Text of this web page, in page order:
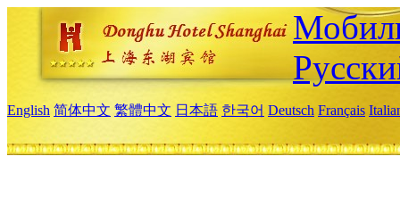
English 简体中文 繁體中文 日本語 한국어 Deutsch Français